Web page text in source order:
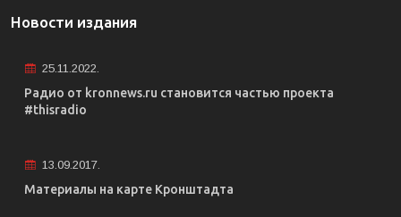
Новости издания
25.11.2022.
Радио от kronnews.ru становится частью проекта
#thisradio
13.09.2017.
Материалы на карте Кронштадта